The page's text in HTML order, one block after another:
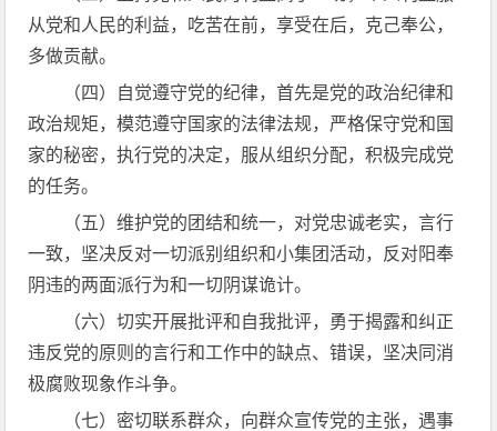
从党和人民的利益，吃苦在前，享受在后，克己奉公，
多做贡献。
（四）自觉遵守党的纪律，首先是党的政治纪律和
政治规矩，模范遵守国家的法律法规，严格保守党和国
家的秘密，执行党的决定，服从组织分配，积极完成党
的任务。
（五）维护党的团结和统一，对党忠诚老实，言行
一致，坚决反对一切派别组织和小集团活动，反对阳奉
阴违的两面派行为和一切阴谋诡计。
（六）切实开展批评和自我批评，勇于揭露和纠正
违反党的原则的言行和工作中的缺点、错误，坚决同消
极腐败现象作斗争。
（七）密切联系群众，向群众宣传党的主张，遇事